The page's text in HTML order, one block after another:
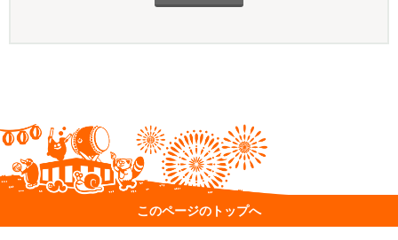
このページのトップへ